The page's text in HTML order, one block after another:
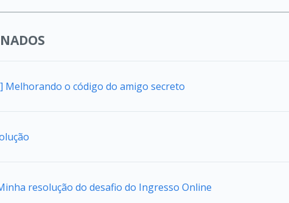
Melhorando o código do amigo secreto
resolução do desafio do Ingresso Online